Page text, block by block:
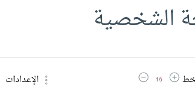
الشخصية
زيادة حجم الخط
16 تقليل حجم الخط الإعدادات